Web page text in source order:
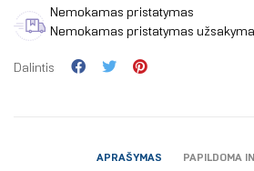
Nemokamas pristatymas
Nemokamas pristatymas
Dalintis
APRAŠYMAS PAPILDOMA